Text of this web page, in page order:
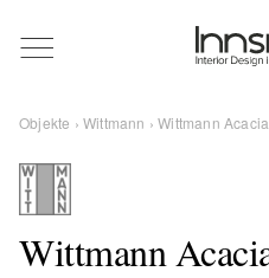
Magazin
Showrooms
Objekte ›Wittmann › Wittmann
Wittmann